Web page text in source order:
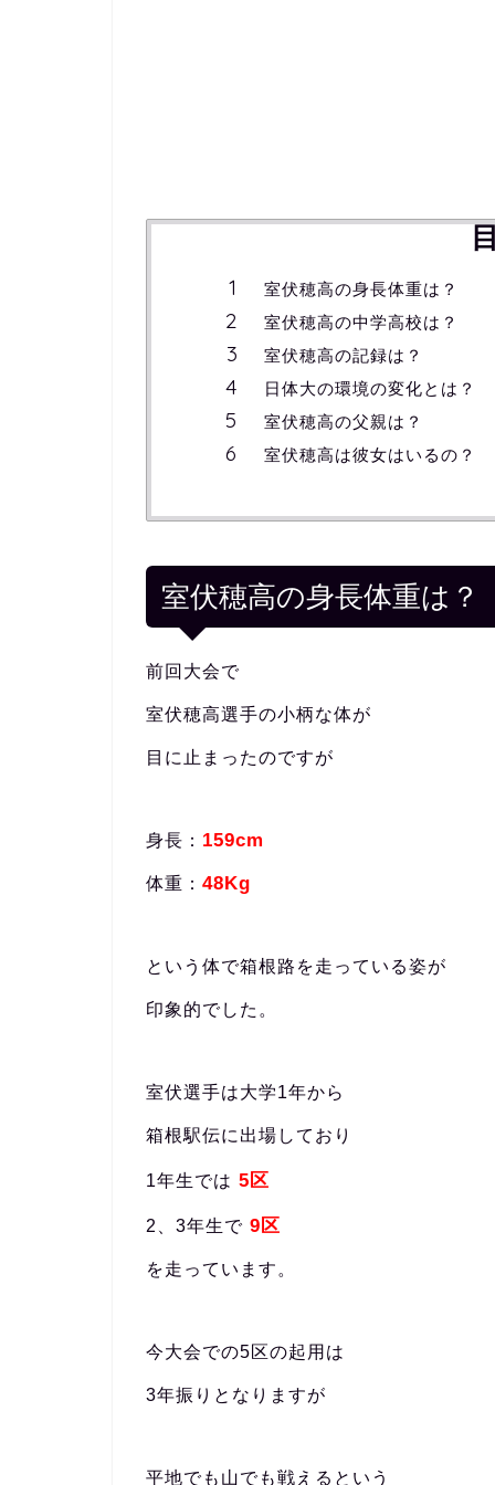
室伏穂高の身長体重は？
室伏穂高の中学高校は？
室伏穂高の記録は？
日体大の環境の変化とは？
室伏穂高の父親は？
室伏穂高は彼女はいるの？
室伏穂高の身長体重は？
前回大会で
室伏穂高選手の小柄な体が
目に止まったのですが
身長： 159cm
体重： 48Kg
という体で箱根路を走っている姿が
印象的でした。
室伏選手は大学1年から
箱根駅伝に出場しており
1年生では 5区
2、3年生で 9区
を走っています。
今大会での5区の起用は
3年振りとなりますが
平地でも山でも戦えるという